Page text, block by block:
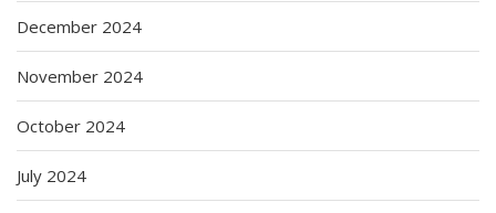
December 2024
November 2024
October 2024
July 2024